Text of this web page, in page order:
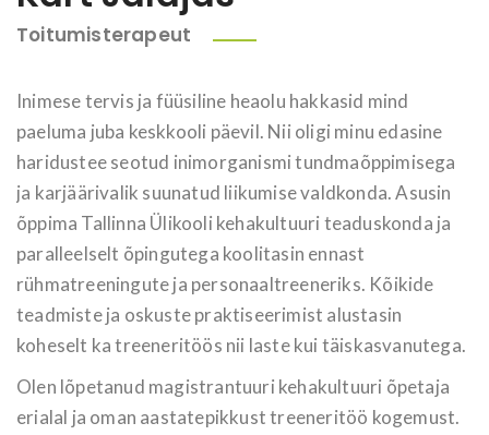
Toitumisterapeut
Inimese tervis ja füüsiline heaolu hakkasid mind
paeluma juba keskkooli päevil. Nii oligi minu edasine
haridustee seotud inimorganismi tundmaõppimisega
ja karjäärivalik suunatud liikumise valdkonda. Asusin
õppima Tallinna Ülikooli kehakultuuri teaduskonda ja
paralleelselt õpingutega koolitasin ennast
rühmatreeningute ja personaaltreeneriks. Kõikide
teadmiste ja oskuste praktiseerimist alustasin
koheselt ka treeneritöös nii laste kui täiskasvanutega.
Olen lõpetanud magistrantuuri kehakultuuri õpetaja
erialal ja oman aastatepikkust treeneritöö kogemust.